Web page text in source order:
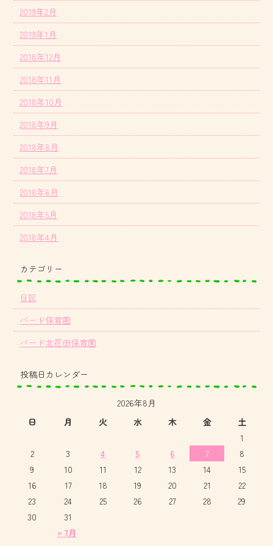
2019年2月
2019年1月
2018年12月
2018年11月
2018年10月
2018年9月
2018年8月
2018年7月
2018年6月
2018年5月
2018年4月
カテゴリー
日記
バード保育園
バード北花田保育園
投稿日カレンダー
2026年8月
日
月 火 水 木 金 土
« 7月
1
2
3 4 5 6 7
8
9
10 11 12 13 14
15
16
17 18 19 20 21
22
23
24 25 26 27 28
29
30
31